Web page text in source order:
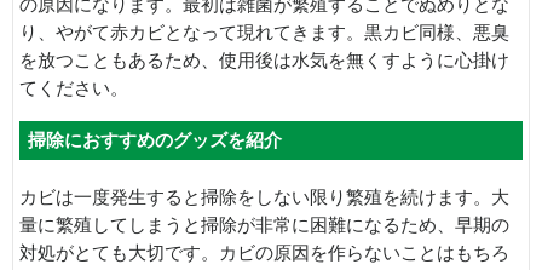
の原因になります。最初は雑菌が繁殖することでぬめりとな
り、やがて赤カビとなって現れてきます。黒カビ同様、悪臭
を放つこともあるため、使用後は水気を無くすように心掛け
てください。
掃除におすすめのグッズを紹介
カビは一度発生すると掃除をしない限り繁殖を続けます。大
量に繁殖してしまうと掃除が非常に困難になるため、早期の
対処がとても大切です。カビの原因を作らないことはもちろ